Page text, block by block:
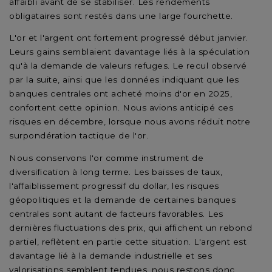
obligataires sont restés dans une large fourchette.
L'or et l'argent ont fortement progressé début janvier.
Leurs gains semblaient davantage liés à la spéculation
qu'à la demande de valeurs refuges. Le recul observé
par la suite, ainsi que les données indiquant que les
banques centrales ont acheté moins d'or en 2025,
confortent cette opinion. Nous avions anticipé ces
risques en décembre, lorsque nous avons réduit notre
surpondération tactique de l'or.
Nous conservons l'or comme instrument de
diversification à long terme. Les baisses de taux,
l'affaiblissement progressif du dollar, les risques
géopolitiques et la demande de certaines banques
centrales sont autant de facteurs favorables. Les
dernières fluctuations des prix, qui affichent un rebond
partiel, reflètent en partie cette situation. L'argent est
davantage lié à la demande industrielle et ses
valorisations semblent tendues, nous restons donc